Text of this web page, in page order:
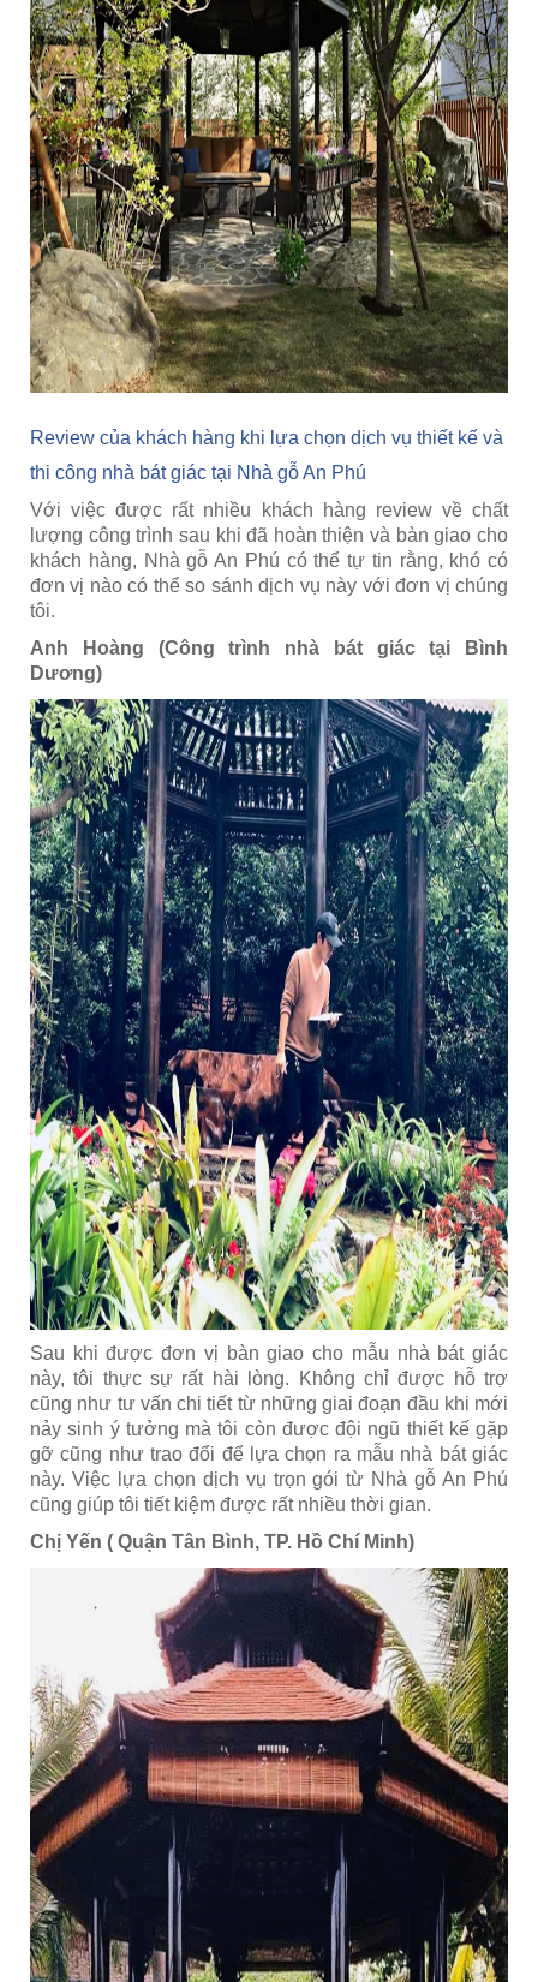
Review của khách hàng khi lựa chọn dịch vụ thiết kế và
thi công nhà bát giác tại Nhà gỗ An Phú
Với việc được rất nhiều khách hàng review về chất
lượng công trình sau khi đã hoàn thiện và bàn giao cho
khách hàng, Nhà gỗ An Phú có thể tự tin rằng, khó có
đơn vị nào có thể so sánh dịch vụ này với đơn vị chúng
tôi.
Anh Hoàng (Công trình nhà bát giác tại Bình
Dương)
Sau khi được đơn vị bàn giao cho mẫu nhà bát giác
này, tôi thực sự rất hài lòng. Không chỉ được hỗ trợ
cũng như tư vấn chi tiết từ những giai đoạn đầu khi mới
nảy sinh ý tưởng mà tôi còn được đội ngũ thiết kế gặp
gỡ cũng như trao đổi để lựa chọn ra mẫu nhà bát giác
này. Việc lựa chọn dịch vụ trọn gói từ Nhà gỗ An Phú
cũng giúp tôi tiết kiệm được rất nhiều thời gian.
Chị Yến ( Quận Tân Bình, TP. Hồ Chí Minh)